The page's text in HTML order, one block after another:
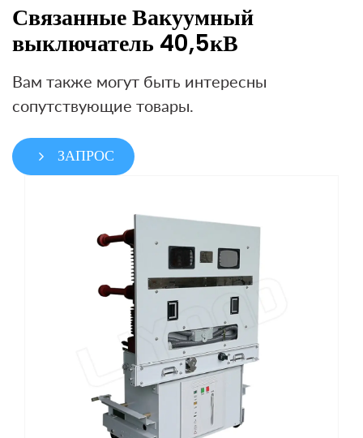
Связанные Вакуумный
выключатель 40,5кВ
Вам также могут быть интересны
сопутствующие товары.
ЗАПРОС